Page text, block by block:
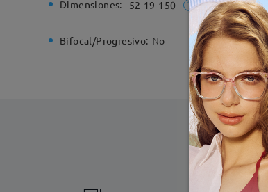
Dimensiones: 52-19-150
Bifocal/Progresivo: No